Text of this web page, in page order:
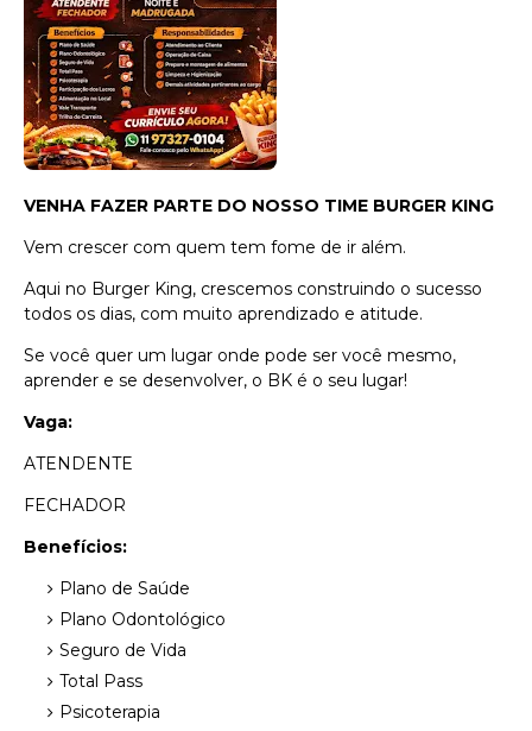
VENHA FAZER PARTE DO NOSSO TIME BURGER KING
Vem crescer com quem tem fome de ir além.
Aqui no Burger King, crescemos construindo o sucesso
todos os dias, com muito aprendizado e atitude.
Se você quer um lugar onde pode ser você mesmo,
aprender e se desenvolver, o BK é o seu lugar!
Vaga:
ATENDENTE
FECHADOR
Benefícios:
Plano de Saúde
Plano Odontológico
Seguro de Vida
Total Pass
Psicoterapia